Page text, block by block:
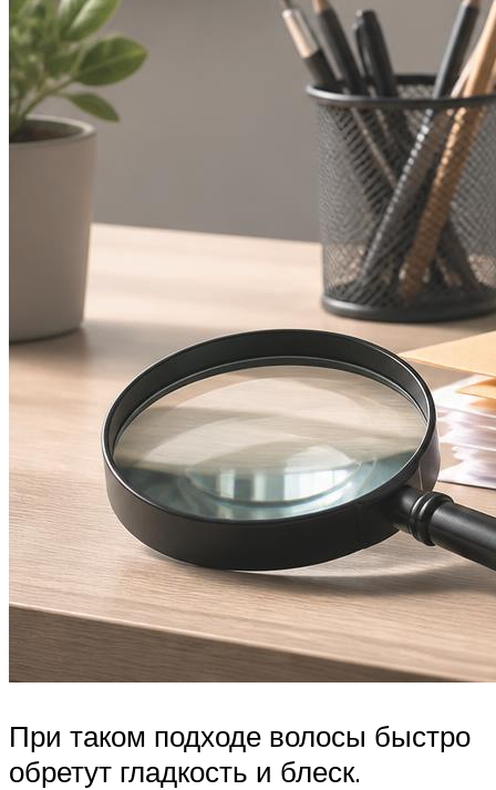
При таком подходе волосы быстро
обретут гладкость и блеск.